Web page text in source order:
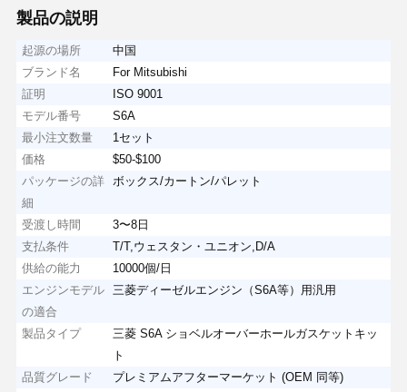
製品の説明
起源の場所
中国
ブランド名
For Mitsubishi
証明
ISO 9001
モデル番号
S6A
最小注文数量
1セット
価格
$50-$100
パッケージの詳
細
ボックス/カートン/パレット
受渡し時間
3〜8日
支払条件
T/T,ウェスタン・ユニオン,D/A
供給の能力
10000個/日
エンジンモデル
の適合
三菱ディーゼルエンジン（S6A等）用汎用
製品タイプ
三菱 S6A ショベルオーバーホールガスケットキッ
ト
品質グレード
プレミアムアフターマーケット (OEM 同等)